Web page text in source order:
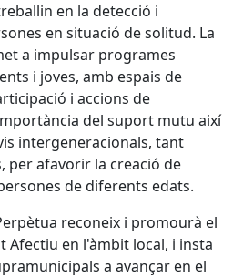
en la detecció i
en situació de solitud. La
a impulsar programes
i joves, amb espais de
i accions de
del suport mutu així
intergeneracionals, tant
per afavorir la creació de
de diferents edats.
reconeix i promourà el
Afectiu en l'àmbit local, i insta
a avançar en el